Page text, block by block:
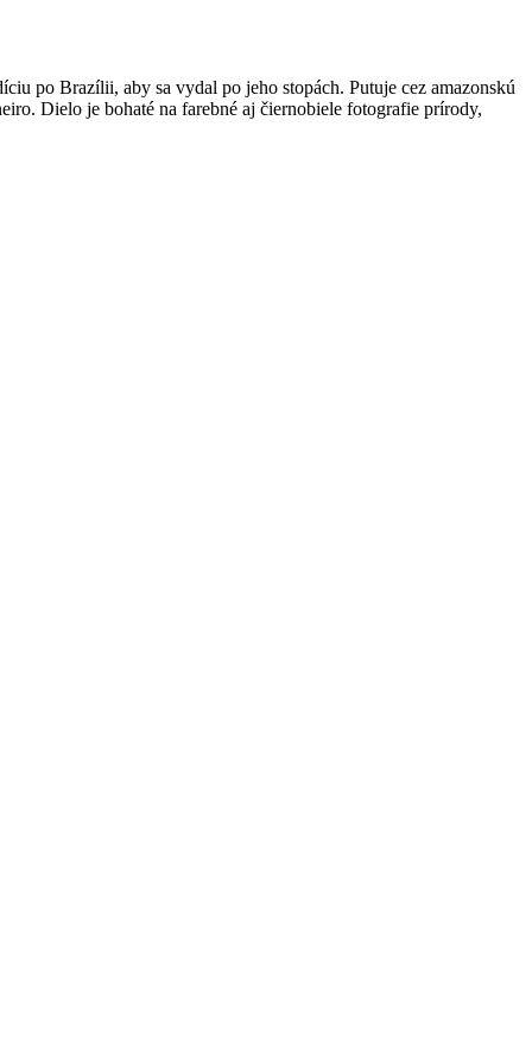
po Brazílii, aby sa vydal po jeho stopách. Putuje cez amazonskú
Dielo je bohaté na farebné aj čiernobiele fotografie prírody,